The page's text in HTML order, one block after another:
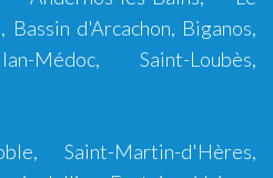
, Bassin d'Arcachon, Biganos,
Médoc, Saint-Loubès,
, Saint-Martin-d'Hères,